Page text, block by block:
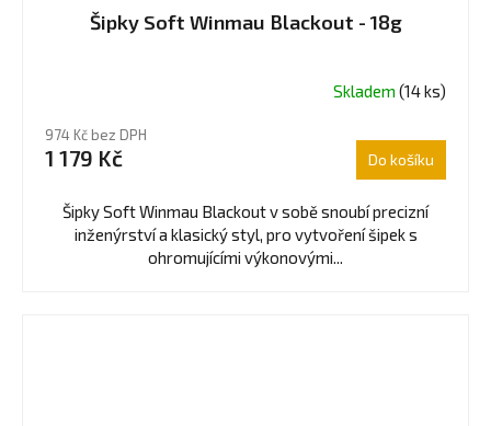
Šipky Soft Winmau Blackout - 18g
Skladem (14 ks)
974 Kč bez DPH
1 179 Kč Do košíku
Šipky Soft Winmau Blackout v sobě snoubí precizní
inženýrství a klasický styl, pro vytvoření šipek s
ohromujícími výkonovými...